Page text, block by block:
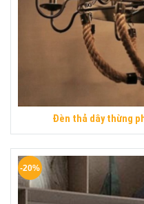
Đèn thả dây thừng
-20%